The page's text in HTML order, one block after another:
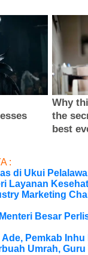
:
di Ukui
Layanan
Marketing
Besar
Pemkab
Umrah,